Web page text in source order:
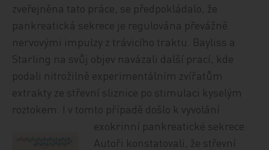
zveřejněna tato práce, se předpokládalo, že
pankreatická sekrece je regulována převážně
nervovými impulzy z trávicího traktu. Bayliss a
Starling na svůj objev navázali další prací, kde
podali nitrožilně experimentálním zvířatům
extrakty ze střevní sliznice po stimulaci kyselým
roztokem. I v tomto případě došlo k vyvolání
exokrinní pankreatické sekrece.
Autoři konstatovali, že střevní